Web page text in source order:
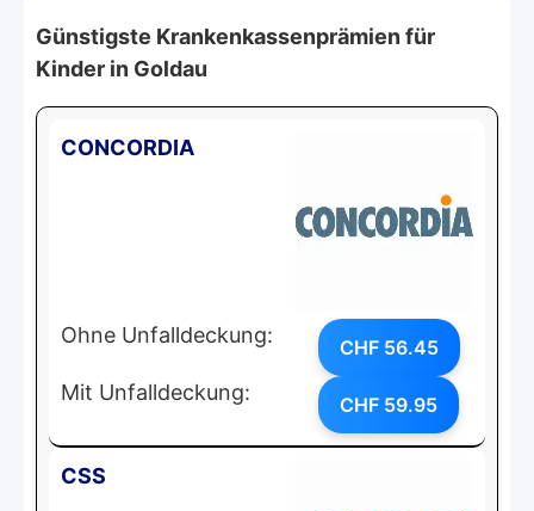
Günstigste Krankenkassenprämien für
Kinder in Goldau
CONCORDIA
Ohne Unfalldeckung: CHF 56.45
Mit Unfalldeckung: CHF 59.95
CSS